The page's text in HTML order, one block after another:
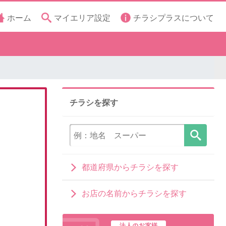
ホーム マイエリア設定 チラシプラスについて
チラシを探す
都道府県からチラシを探す
お店の名前からチラシを探す